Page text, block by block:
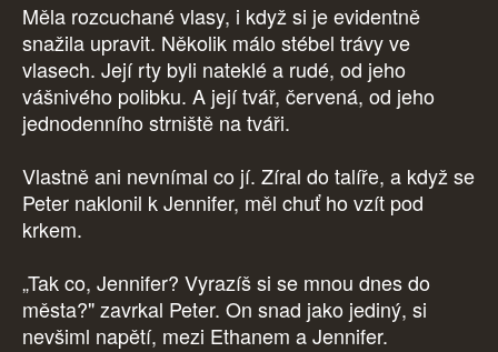
Měla rozcuchané vlasy, i když si je evidentně
snažila upravit. Několik málo stébel trávy ve
vlasech. Její rty byli nateklé a rudé, od jeho
vášnivého polibku. A její tvář, červená, od jeho
jednodenního strniště na tváři.
Vlastně ani nevnímal co jí. Zíral do talíře, a když se
Peter naklonil k Jennifer, měl chuť ho vzít pod
krkem.
„Tak co, Jennifer? Vyrazíš si se mnou dnes do
města?" zavrkal Peter. On snad jako jediný, si
nevšiml napětí, mezi Ethanem a Jennifer.